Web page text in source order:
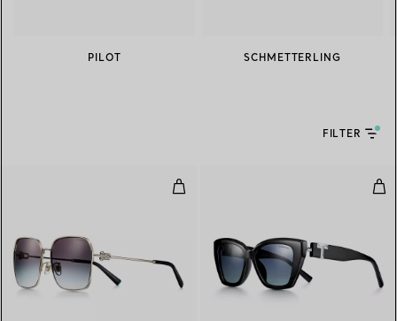
PILOT SCHMETTERLING
FILTER
Sonnenbrille aus